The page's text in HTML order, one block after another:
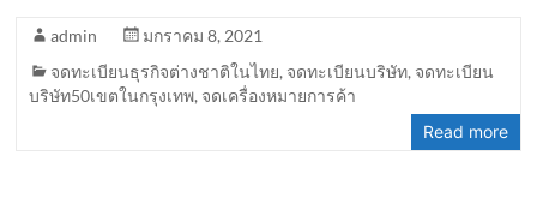
admin
มกราคม 8, 2021
จดทะเบียนธุรกิจต่างชาติในไทย, จดทะเบียนบริษัท, จดทะเบียน
บริษัท50เขตในกรุงเทพ, จดเครื่องหมายการค้า
Read more